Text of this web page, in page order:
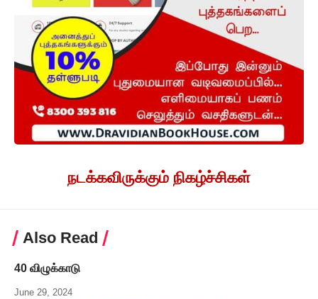
நடக்கவிருக்கும் நிகழ்ச்சிகள்
Also Read
40 விழுக்காடு
June 29, 2024